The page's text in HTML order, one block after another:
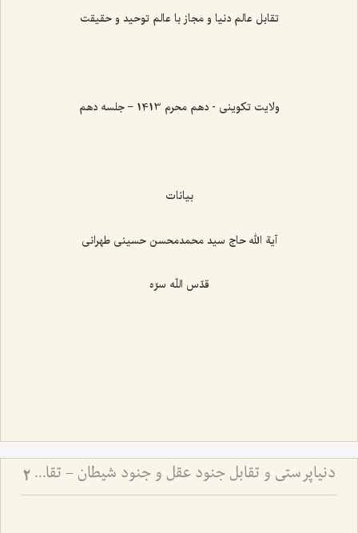
تقابل عالم دنیا و مجاز با عالم توحید و حقیقت
ولایت تکوینی - دهم محرم 1413 – جلسه دهم
بیانات
آیة الله حاج سید محمدمحسن حسینی طهرانی
قدّس اللّه سرّه
دنیاپرستی و تقابل جنود عقل و جنود شیطان - تقابل عالم دنیا و مجاز با عالم توحید و حقیقت 2